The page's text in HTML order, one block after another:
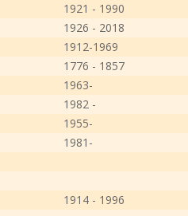
1921 - 1990
1926 - 2018
1912-1969
1776 - 1857
1963-
1982 -
1955-
1981-
1914 - 1996